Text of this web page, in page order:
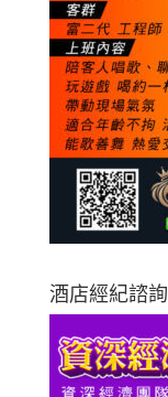
酒店經紀諮詢